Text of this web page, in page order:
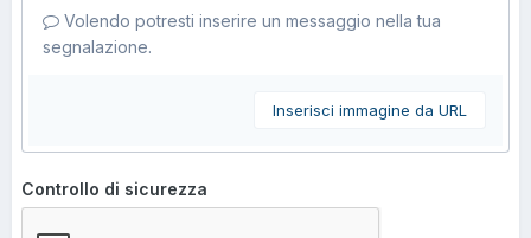
Volendo potresti inserire un messaggio nella tua
segnalazione.
Inserisci immagine da URL
Controllo di sicurezza